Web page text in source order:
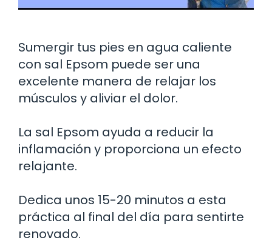
Sumergir tus pies en agua caliente
con sal Epsom puede ser una
excelente manera de relajar los
músculos y aliviar el dolor.
La sal Epsom ayuda a reducir la
inflamación y proporciona un efecto
relajante.
Dedica unos 15-20 minutos a esta
práctica al final del día para sentirte
renovado.